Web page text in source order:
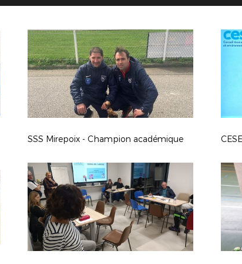
SSS Mirepoix - Champion académique